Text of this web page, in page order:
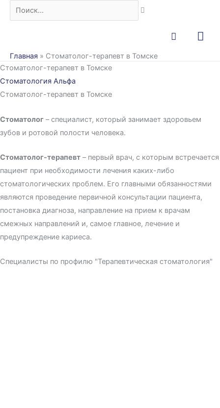
ПерейтиПоиск...
Главная » Стоматолог-терапевт в Томске
Стоматолог-терапевт в Томске
Стоматология Альфа
Стоматолог-терапевт в Томске
Стоматолог – специалист, который занимает здоровьем
зубов и ротовой полости человека.
Стоматолог-терапевт – первый врач, с которым встречается
пациент при необходимости лечения каких-либо
стоматологических проблем. Его главными обязанностями
являются проведение первичной консультации пациента,
постановка диагноза, направление на прием к врачам
смежных направлений и, самое главное, лечение и
предупреждение кариеса.
Специалисты по профилю "Терапевтическая стоматология"